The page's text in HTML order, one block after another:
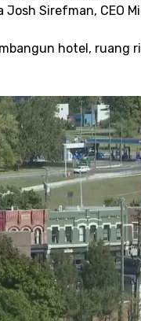
Josh Sirefman, CEO
hotel, ruang